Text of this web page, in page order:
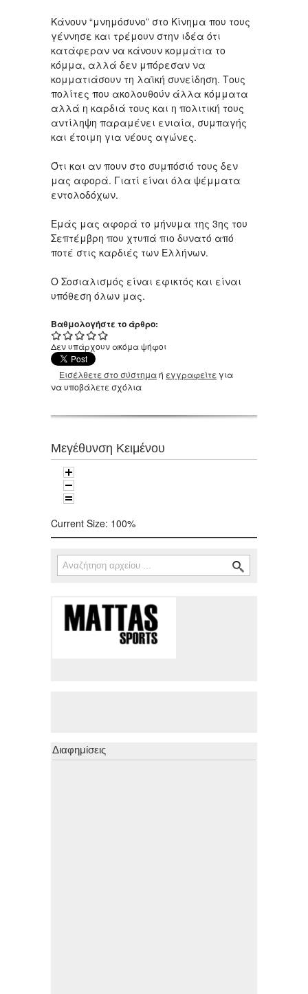
Κάνουν “μνημόσυνο” στο Κίνημα που τους
γέννησε και τρέμουν στην ιδέα ότι
κατάφεραν να κάνουν κομμάτια το
κόμμα, αλλά δεν μπόρεσαν να
κομματιάσουν τη λαϊκή συνείδηση. Τους
πολίτες που ακολουθούν άλλα κόμματα
αλλά η καρδιά τους και η πολιτική τους
αντίληψη παραμένει ενιαία, συμπαγής
και έτοιμη για νέους αγώνες.
Ότι και αν πουν στο συμπόσιό τους δεν
μας αφορά. Γιατί είναι όλα ψέμματα
εντολοδόχων.
Εμάς μας αφορά το μήνυμα της 3ης του
Σεπτέμβρη που χτυπά πιο δυνατό από
ποτέ στις καρδιές των Ελλήνων.
Ο Σοσιαλισμός είναι εφικτός και είναι
υπόθεση όλων μας.
Βαθμολογήστε το άρθρο:
Δεν υπάρχουν ακόμα ψήφοι
Εισέλθετε στο σύστημαή εγγραφείτε για
να υποβάλετε σχόλια
Μεγέθυνση Κειμένου
Current Size: 100%
Φόρμα αναζήτησης
Αναζήτηση
Διαφημίσεις